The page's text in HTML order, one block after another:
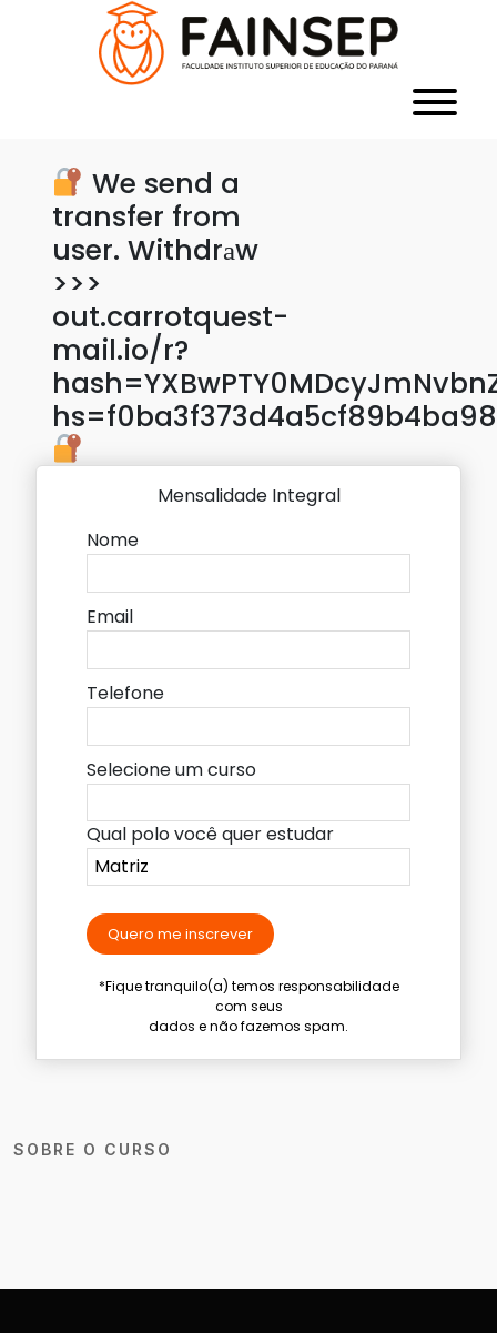
We send a
transfer from
user. Withdrаw
>>>
out.carrotquest-
mail.io/r?
SOBRE O CURSO
Mensalidade Integral
Nome
Email
Telefone
Selecione um curso
Qual polo você quer estudar
Quero me inscrever
*Fique tranquilo(a) temos responsabilidade
com seus
dados e não fazemos spam.